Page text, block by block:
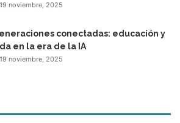
19 noviembre, 2025
conectadas: educación y
en la era de la IA
19 noviembre, 2025